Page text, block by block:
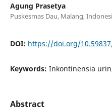
Agung Prasetya
Puskesmas Dau, Malang,
DOI: https://doi.org/
Keywords: Inkontinensia
Abstract